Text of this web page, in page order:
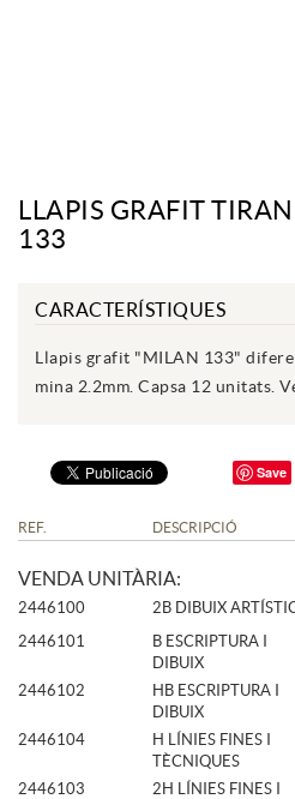
LLAPIS GRAFIT
133
CARACTERÍSTIQUES
Llapis grafit "MILAN 133"
mina 2.2mm. Capsa 12 unitats.
Save
REF. DESCRIPCIÓ
VENDA UNITÀRIA:
2446100 2B DIBUIX
2446101
B ESCRIPTURA I
DIBUIX
2446102
HB ESCRIPTURA I
DIBUIX
2446104
H LÍNIES FINES I
TÈCNIQUES
2446103
2H LÍNIES FINES I